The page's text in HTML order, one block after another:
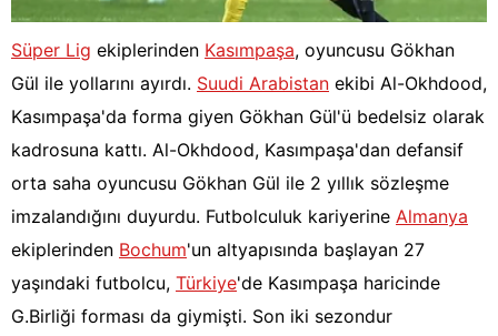
Süper Lig ekiplerinden Kasımpaşa, oyuncusu Gökhan
Gül ile yollarını ayırdı. Suudi Arabistan ekibi Al-Okhdood,
Kasımpaşa'da forma giyen Gökhan Gül'ü bedelsiz olarak
kadrosuna kattı. Al-Okhdood, Kasımpaşa'dan defansif
orta saha oyuncusu Gökhan Gül ile 2 yıllık sözleşme
imzalandığını duyurdu. Futbolculuk kariyerine Almanya
ekiplerinden Bochum'un altyapısında başlayan 27
yaşındaki futbolcu, Türkiye'de Kasımpaşa haricinde
G.Birliği forması da giymişti. Son iki sezondur